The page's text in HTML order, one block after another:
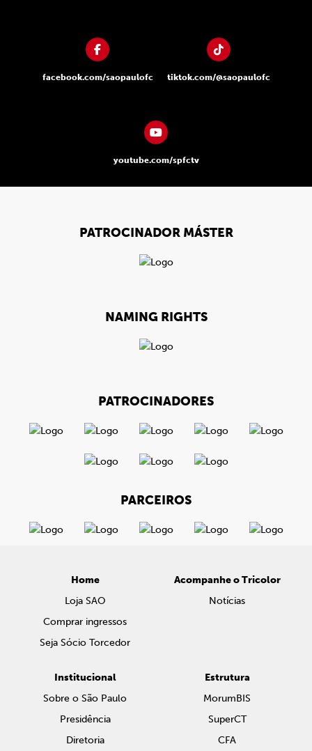
facebook.com/saopaulofc tiktok.com/@saopaulofc
youtube.com/spfctv
PATROCINADOR MÁSTER
NAMING RIGHTS
PATROCINADORES
PARCEIROS
Home
Loja SAO
Comprar ingressos
Seja Sócio Torcedor
Acompanhe o Tricolor
Notícias
Institucional
Sobre o São Paulo
Presidência
Diretoria
Estrutura
MorumBIS
SuperCT
CFA